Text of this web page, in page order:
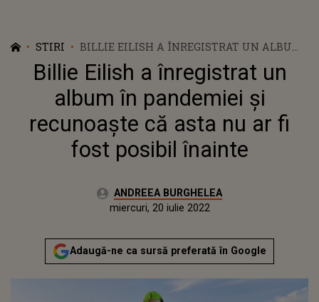
STIRI
BILLIE EILISH A ÎNREGISTRAT UN ALBUM
ÎN PANDEMIEI ȘI RECUNOAȘTE CĂ ASTA
NU AR FI FOST POSIBIL ÎNAINTE
Billie Eilish a înregistrat un
album în pandemiei și
recunoaște că asta nu ar fi
fost posibil înainte
Autor:ANDREEA BURGHELEA
Actualizat:
miercuri, 20 iulie 2022
Adaugă-ne ca sursă preferată în Google